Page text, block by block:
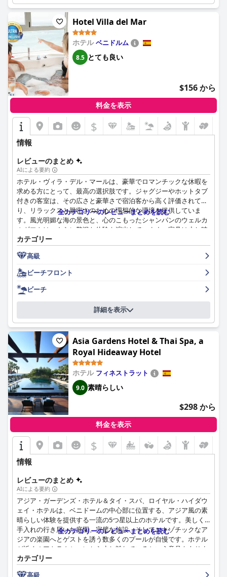
Hotel Villa del Mar
ホテルベニドルム
8.5 とても良い
$156 から
料金を表示
$
情報
レビューのまとめ
AIによる要約
ホテル・ヴィラ・デル・マールは、豪華でロマンチックな休暇を
求める方にとって、最高の選択肢です。ジャグジーやホットタブ
付きの客室は、その広さと豪華さで宿泊客から高く評価されてお
り、リラックスと親密さのための理想的な環境を提供していま
す。風光明媚な海の景色と、心のこもったシャンパンのウェルカ
ムギフトは、さらに贅沢な体験を演出しています。家具は少し時
代遅れですが、宿泊客はジャグジー付きの客室に圧倒的に好意的
な印象を持っています。ただし、一部の客室ではプライバシーが
損なわれる可能性があります。全体として、豪華な休暇体験を満
喫したい方には、ホテル・ヴィラ・デル・マールを強くお勧めし
ます。
全カテゴリーのレビューまとめを読む
カテゴリー
高級
ビーチフロント
ビーチ
詳細を表示
Asia Gardens Hotel & Thai Spa, a
Royal Hideaway Hotel
ホテル フィネストラット
9.0 素晴らしい
$298 から
料金を表示
$
情報
レビューのまとめ
AIによる要約
アジア・ガーデンズ・ホテル＆タイ・スパ、ロイヤル・ハイダウ
ェイ・ホテルは、ベニドームの中心部に位置する、アジア風の素
晴らしい体験を提供する一流の5つ星以上のホテルです。美しく
手入れの行き届いた庭園、完璧な施設、そしてエキゾチックなア
ジアの楽園へとゲストを誘う数多くのプールが自慢です。ホテル
が近くのアトラクションから少し離れているという意見もありま
すが、緑豊かな緑と美しい周辺環境がそれを十分に補っていま
す。客室と宿泊施設は豪華で広々としており、快適で、スタッフ
全カテゴリーのレビューまとめを読む
カテゴリー
高級